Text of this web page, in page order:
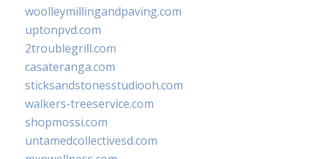
woolleymillingandpaving.com
uptonpvd.com
2troublegrill.com
casateranga.com
sticksandstonesstudiooh.com
walkers-treeservice.com
shopmossi.com
untamedcollectivesd.com